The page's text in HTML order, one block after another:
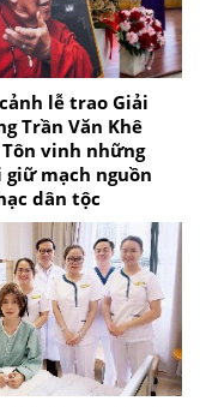
lễ trao Giải
Trần Văn Khê
Tôn vinh những
giữ mạch nguồn
dân tộc